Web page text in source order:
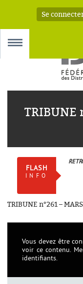
Se
AAA
TRIBUNE
FLASH
INFO
TRIBUNE n°261 –
Vous devez être
voir ce contenu.
identifiants.